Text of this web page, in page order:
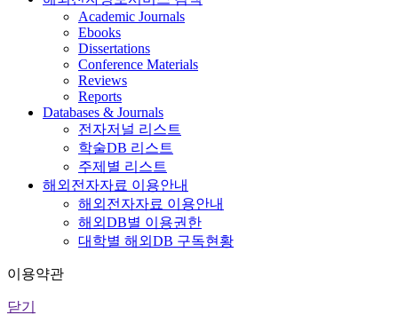
Academic Journals
Ebooks
Dissertations
Conference Materials
Reviews
Reports
Databases & Journals
전자저널 리스트
학술DB 리스트
주제별 리스트
해외전자자료 이용안내
해외전자자료 이용안내
해외DB별 이용권한
대학별 해외DB 구독현황
이용약관
닫기